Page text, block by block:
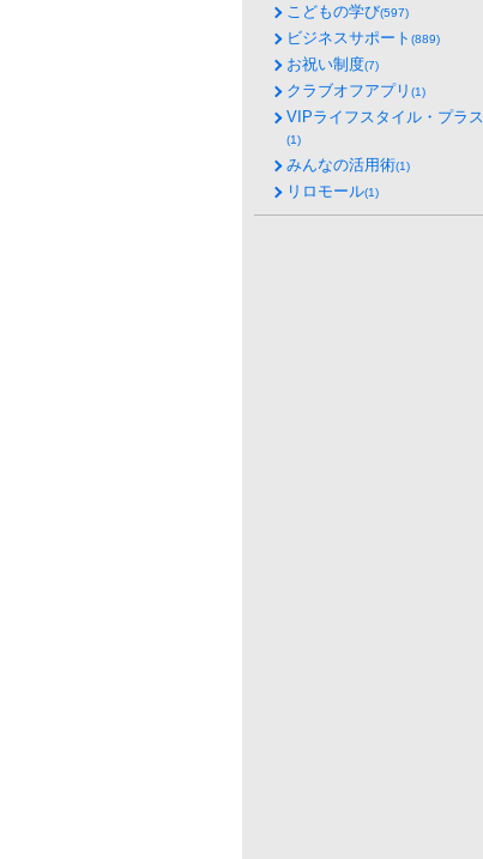
こどもの学び(597)
ビジネスサポート (889)
お祝い制度(7)
クラブオフアプリ (1)
VIPライフスタイル・プラス
(1)
みんなの活用術(1)
リロモール(1)